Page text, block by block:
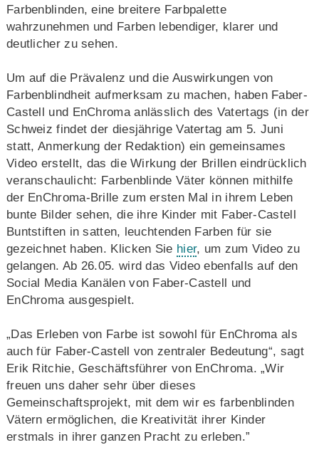
Farbenblinden, eine breitere Farbpalette
wahrzunehmen und Farben lebendiger, klarer und
deutlicher zu sehen.
Um auf die Prävalenz und die Auswirkungen von
Farbenblindheit aufmerksam zu machen, haben Faber-
Castell und EnChroma anlässlich des Vatertags (in der
Schweiz findet der diesjährige Vatertag am 5. Juni
statt, Anmerkung der Redaktion) ein gemeinsames
Video erstellt, das die Wirkung der Brillen eindrücklich
veranschaulicht: Farbenblinde Väter können mithilfe
der EnChroma-Brille zum ersten Mal in ihrem Leben
bunte Bilder sehen, die ihre Kinder mit Faber-Castell
Buntstiften in satten, leuchtenden Farben für sie
gezeichnet haben. Klicken Sie hier, um zum Video zu
gelangen. Ab 26.05. wird das Video ebenfalls auf den
Social Media Kanälen von Faber-Castell und
EnChroma ausgespielt.
„Das Erleben von Farbe ist sowohl für EnChroma als
auch für Faber-Castell von zentraler Bedeutung“, sagt
Erik Ritchie, Geschäftsführer von EnChroma. „Wir
freuen uns daher sehr über dieses
Gemeinschaftsprojekt, mit dem wir es farbenblinden
Vätern ermöglichen, die Kreativität ihrer Kinder
erstmals in ihrer ganzen Pracht zu erleben.”